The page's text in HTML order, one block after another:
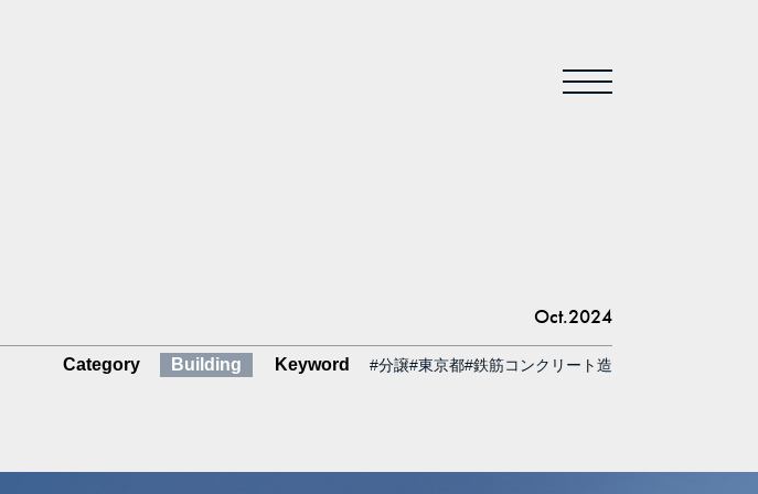
Oct.2024
Category Building Keyword #分譲#東京都#鉄筋コンクリート造